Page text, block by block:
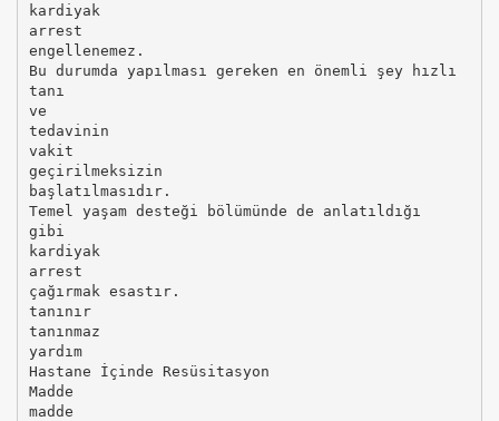
kardiyak
arrest
engellenemez.
Bu durumda yapılması gereken en önemli şey hızlı
tanı
ve
tedavinin
vakit
geçirilmeksizin
başlatılmasıdır.
Temel yaşam desteği bölümünde de anlatıldığı
gibi
kardiyak
arrest
çağırmak esastır.
tanınır
tanınmaz
yardım
Hastane İçinde Resüsitasyon
Madde
madde